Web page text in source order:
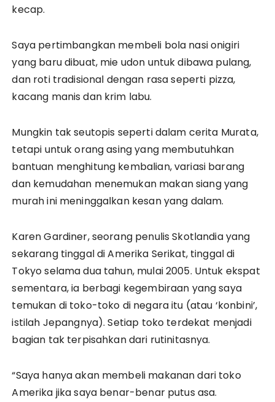
kecap.
Saya pertimbangkan membeli bola nasi onigiri
yang baru dibuat, mie udon untuk dibawa pulang,
dan roti tradisional dengan rasa seperti pizza,
kacang manis dan krim labu.
Mungkin tak seutopis seperti dalam cerita Murata,
tetapi untuk orang asing yang membutuhkan
bantuan menghitung kembalian, variasi barang
dan kemudahan menemukan makan siang yang
murah ini meninggalkan kesan yang dalam.
Karen Gardiner, seorang penulis Skotlandia yang
sekarang tinggal di Amerika Serikat, tinggal di
Tokyo selama dua tahun, mulai 2005. Untuk ekspat
sementara, ia berbagi kegembiraan yang saya
temukan di toko-toko di negara itu (atau ‘konbini’,
istilah Jepangnya). Setiap toko terdekat menjadi
bagian tak terpisahkan dari rutinitasnya.
“Saya hanya akan membeli makanan dari toko
Amerika jika saya benar-benar putus asa.